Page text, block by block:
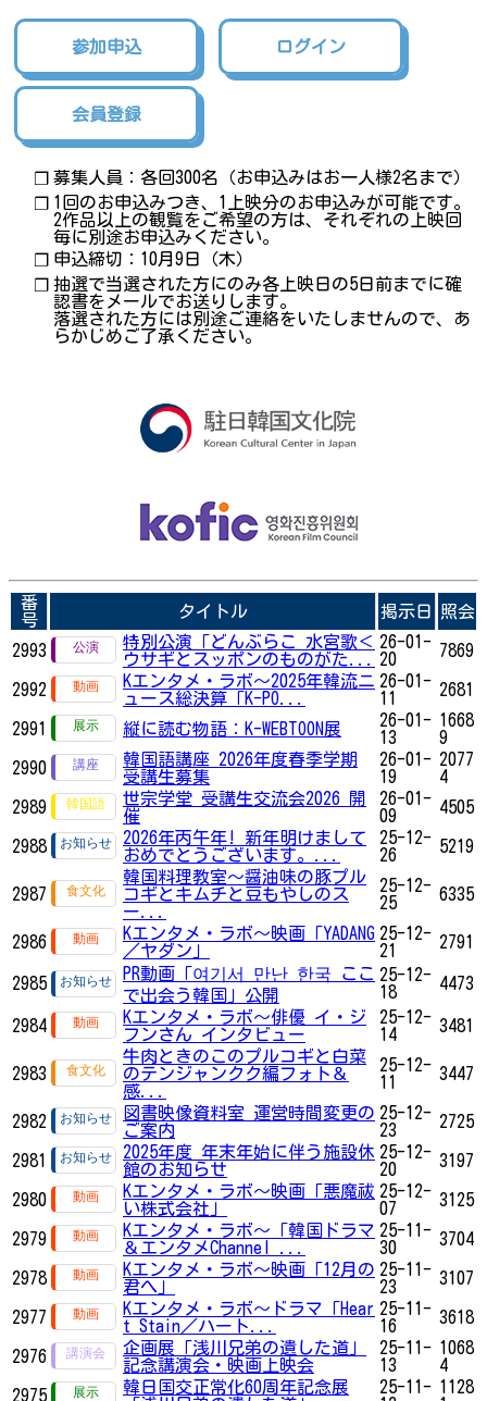
参加申込 ログイン
会員登録
❐ 募集人員：各回300名（お申込みはお一人様2名まで）
❐ 1回のお申込みつき、1上映分のお申込みが可能です。
2作品以上の観覧をご希望の方は、それぞれの上映回
毎に別途お申込みください。
❐ 申込締切：10月9日（木）
❐ 抽選で当選された方にのみ各上映日の5日前までに確
認書をメールでお送りします。
落選された方には別途ご連絡をいたしませんので、あ
らかじめご了承ください。
番
号
タイトル 掲示日 照会
2993
特別公演「どんぶらこ 水宮歌＜
ウサギとスッポンのものがた...
26-01-
20
7869
2992
Kエンタメ・ラボ～2025年韓流ニ
ュース総決算「K-PO...
26-01-
11
2681
2991 縦に読む物語：K-WEBTOON展
26-01-
13
1668
9
2990
韓国語講座 2026年度春季学期
受講生募集
26-01-
19
2077
4
2989
世宗学堂 受講生交流会2026 開
催
26-01-
09
4505
2988
2026年丙午年! 新年明けまして
おめでとうございます。...
25-12-
26
5219
2987
韓国料理教室～醤油味の豚プル
コギとキムチと豆もやしのス
ー...
25-12-
25
6335
2986
Kエンタメ・ラボ～映画「YADANG
／ヤダン」
25-12-
21
2791
2985
PR動画「여기서 만난 한국 ここ
で出会う韓国」公開
25-12-
18
4473
2984
Kエンタメ・ラボ～俳優 イ・ジ
フンさん インタビュー
25-12-
14
3481
2983
牛肉ときのこのプルコギと白菜
のテンジャンクク編フォト＆
感...
25-12-
11
3447
2982
図書映像資料室 運営時間変更の
ご案内
25-12-
23
2725
2981
2025年度 年末年始に伴う施設休
館のお知らせ
25-12-
20
3197
2980
Kエンタメ・ラボ～映画「悪魔祓
い株式会社」
25-12-
07
3125
2979
Kエンタメ・ラボ～「韓国ドラマ
＆エンタメChannel ...
25-11-
30
3704
2978
Kエンタメ・ラボ～映画「12月の
君へ」
25-11-
23
3107
2977
Kエンタメ・ラボ～ドラマ「Hear
t Stain／ハート...
25-11-
16
3618
2976
企画展「浅川兄弟の遺した道」
記念講演会・映画上映会
25-11-
13
1068
4
2975
韓日国交正常化60周年記念展
25-11- 1128